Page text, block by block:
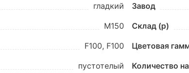
гладкий
М150
F100, F100
пустотелый
Завод
Склад (p)
Цветовая
Количество